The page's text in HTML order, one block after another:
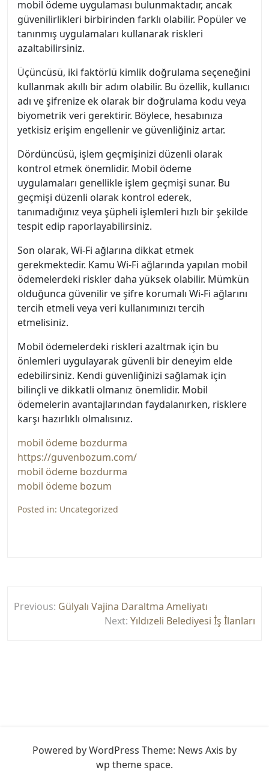
mobil ödeme uygulaması bulunmaktadır, ancak
güvenilirlikleri birbirinden farklı olabilir. Popüler ve
tanınmış uygulamaları kullanarak riskleri
azaltabilirsiniz.
Üçüncüsü, iki faktörlü kimlik doğrulama seçeneğini
kullanmak akıllı bir adım olabilir. Bu özellik, kullanıcı
adı ve şifrenize ek olarak bir doğrulama kodu veya
biyometrik veri gerektirir. Böylece, hesabınıza
yetkisiz erişim engellenir ve güvenliğiniz artar.
Dördüncüsü, işlem geçmişinizi düzenli olarak
kontrol etmek önemlidir. Mobil ödeme
uygulamaları genellikle işlem geçmişi sunar. Bu
geçmişi düzenli olarak kontrol ederek,
tanımadığınız veya şüpheli işlemleri hızlı bir şekilde
tespit edip raporlayabilirsiniz.
Son olarak, Wi-Fi ağlarına dikkat etmek
gerekmektedir. Kamu Wi-Fi ağlarında yapılan mobil
ödemelerdeki riskler daha yüksek olabilir. Mümkün
olduğunca güvenilir ve şifre korumalı Wi-Fi ağlarını
tercih etmeli veya veri kullanımınızı tercih
etmelisiniz.
Mobil ödemelerdeki riskleri azaltmak için bu
önlemleri uygulayarak güvenli bir deneyim elde
edebilirsiniz. Kendi güvenliğinizi sağlamak için
bilinçli ve dikkatli olmanız önemlidir. Mobil
ödemelerin avantajlarından faydalanırken, risklere
karşı hazırlıklı olmalısınız.
mobil ödeme bozdurma
https://guvenbozum.com/
mobil ödeme bozdurma
mobil ödeme bozum
Posted in: Uncategorized
gezinmesi
Previous: Gülyalı Vajina Daraltma Ameliyatı
Next: Yıldızeli Belediyesi İş İlanları
Powered by WordPress Theme: News Axis by
wp theme space.